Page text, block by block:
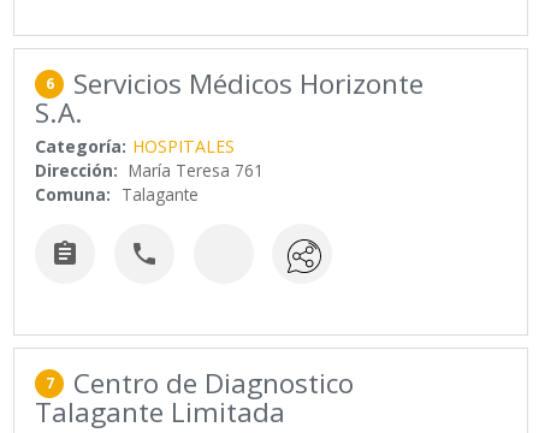
6 Servicios Médicos Horizonte
S.A.
Categoría: HOSPITALES
Dirección: María Teresa 761
Comuna: Talagante
 
7 Centro de Diagnostico
Talagante Limitada